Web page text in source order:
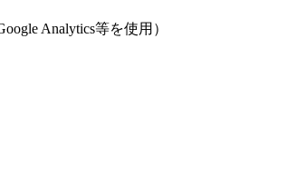
Analytics等を使用）